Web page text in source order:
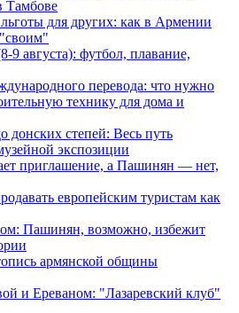
Тамбове
для других: как в Армении
"своим"
9 августа): футбол, плавание,
перевода: что нужно
технику для дома и
донских степей: Весь путь
экспозиции
приглашение, а Пашинян — нет,
европейским туристам как
Пашинян, возможно, избежит
армянской общины
и Ереваном: "Лазаревский клуб"